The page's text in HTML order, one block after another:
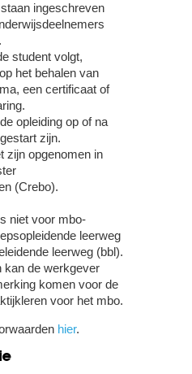
ingeschreven
student volgt,
het behalen van
een certificaat of
opleiding op of na
zijn.
zijn opgenomen in
(Crebo).
niet voor mbo-
leerweg
leerweg (bbl).
kan de werkgever
komen voor de
voor het mbo.
hier.